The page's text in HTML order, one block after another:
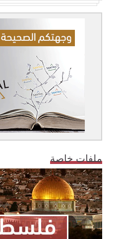
ملفات خاصة